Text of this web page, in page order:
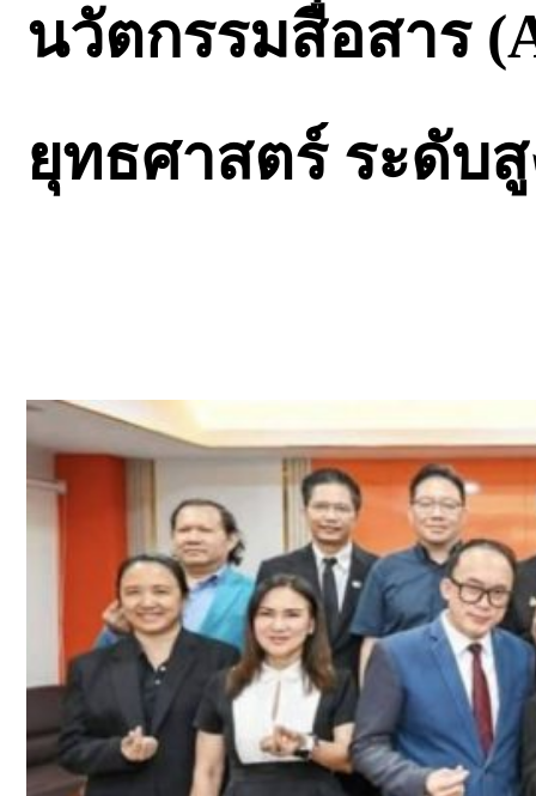
นวัตกรรมสื่อสาร
ยุทธศาสตร์ ระดับสู